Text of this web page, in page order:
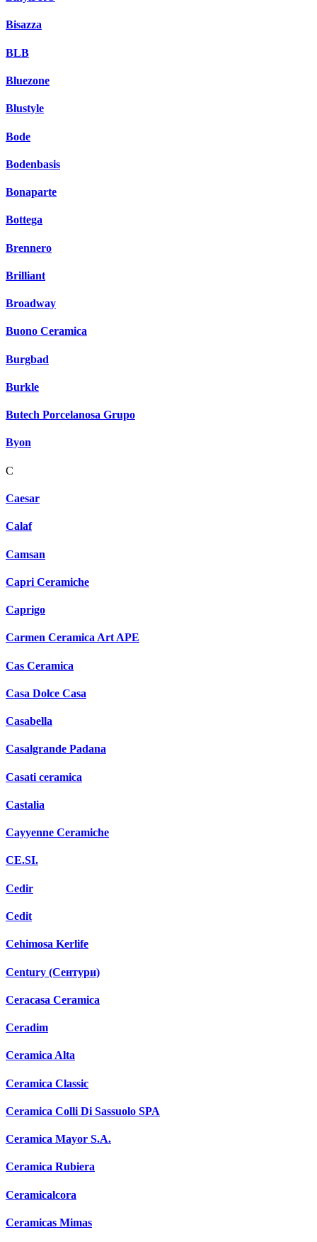
Bisazza
BLB
Bluezone
Blustyle
Bode
Bodenbasis
Bonaparte
Bottega
Brennero
Brilliant
Broadway
Buono Ceramica
Burgbad
Burkle
Butech Porcelanosa Grupo
Byon
C
Caesar
Calaf
Camsan
Capri Ceramiche
Caprigo
Carmen Ceramica Art APE
Cas Ceramica
Casa Dolce Casa
Casabella
Casalgrande Padana
Casati ceramica
Castalia
Cayyenne Ceramiche
CE.SI.
Cedir
Cedit
Cehimosa Kerlife
Century (Сентури)
Ceracasa Ceramica
Ceradim
Ceramica Alta
Ceramica Classic
Ceramica Colli Di Sassuolo SPA
Ceramica Mayor S.A.
Ceramica Rubiera
Ceramicalcora
Ceramicas Mimas